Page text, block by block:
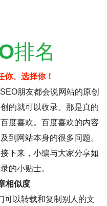
排名
你、选择你！
朋友都会说网站的原创
的就可以收录。那是真的
度喜欢。百度喜欢的内容
到网站本身的很多问题。
下来，小编与大家分享如
的小贴士。
相似度
可以转载和复制别人的文